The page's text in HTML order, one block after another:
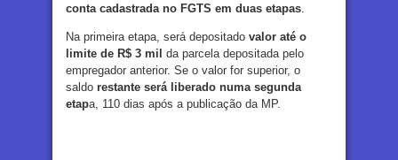
conta cadastrada no FGTS em duas etapas
Na primeira etapa, será depositado valor até o
limite de R$ 3 mil da parcela depositada pelo
empregador anterior. Se o valor for superior, o
saldo restante será liberado numa segunda
etapa, 110 dias após a publicação da MP.